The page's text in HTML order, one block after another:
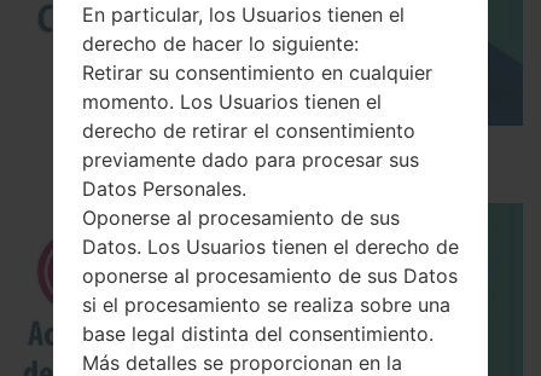
Los 5 principales Códigos Secretos para LG!
En particular, los Usuarios tienen el
derecho de hacer lo siguiente:
Retirar su consentimiento en cualquier
momento. Los Usuarios tienen el
derecho de retirar el consentimiento
previamente dado para procesar sus
Datos Personales.
Oponerse al procesamiento de sus
Datos. Los Usuarios tienen el derecho de
oponerse al procesamiento de sus Datos
si el procesamiento se realiza sobre una
base legal distinta del consentimiento.
Más detalles se proporcionan en la